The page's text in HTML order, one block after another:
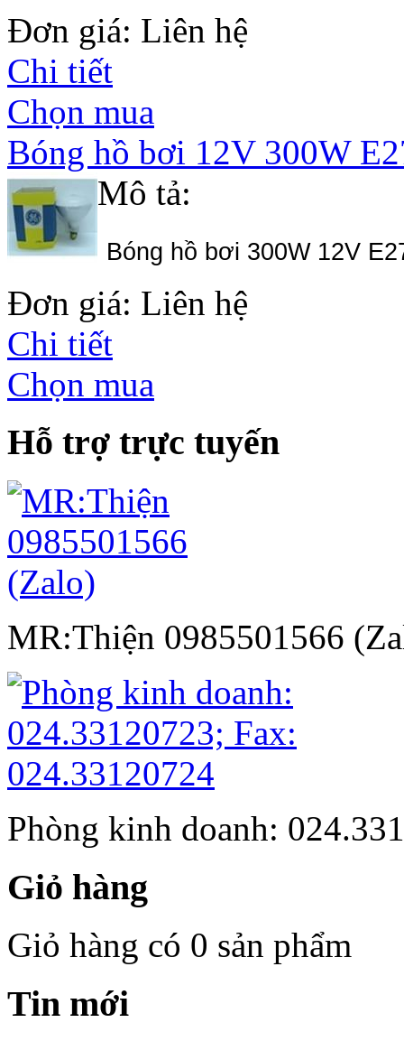
Đơn giá: Liên hệ
Chi tiết
Chọn mua
Bóng hồ bơi 12V 300W
Mô tả:
Bóng hồ bơi 300W 12V
Đơn giá: Liên hệ
Chi tiết
Chọn mua
Hỗ trợ trực tuyến
MR:Thiện 0985501566
Phòng kinh doanh:
Giỏ hàng
Giỏ hàng có 0 sản phẩm
Tin mới